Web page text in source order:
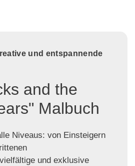
und entspannende
and the
Malbuch
Niveaus: von Einsteigern
und exklusive